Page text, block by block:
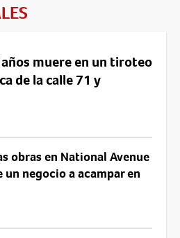
muere en un tiroteo
de la calle 71 y
obras en National Avenue
negocio a acampar en